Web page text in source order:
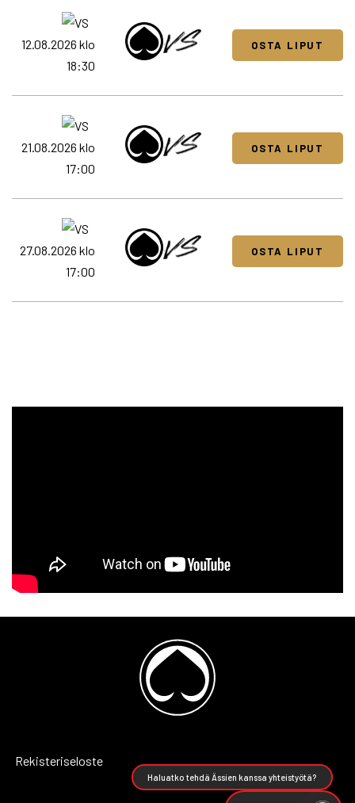
12.08.2026 klo
18:30
OSTA LIPUT
21.08.2026 klo
17:00
OSTA LIPUT
27.08.2026 klo
17:00
OSTA LIPUT
Rekisteriseloste
Haluatko tehdä Ässien kanssa yhteistyötä?